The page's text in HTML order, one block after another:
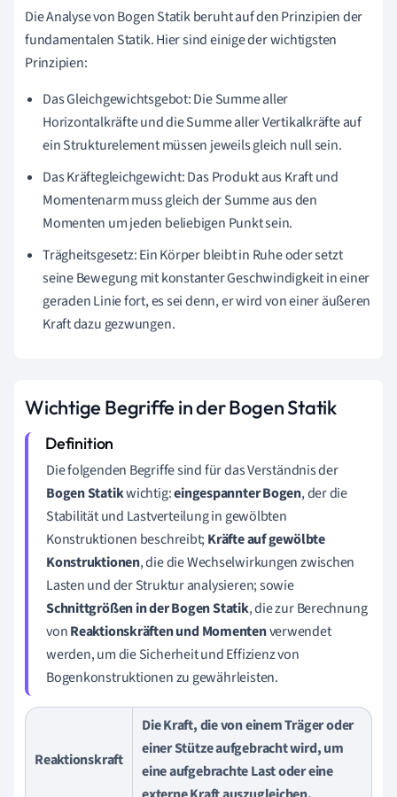
Die Analyse von Bogen Statik beruht auf den Prinzipien der
fundamentalen Statik. Hier sind einige der wichtigsten
Prinzipien:
Das Gleichgewichtsgebot: Die Summe aller
Horizontalkräfte und die Summe aller Vertikalkräfte auf
ein Strukturelement müssen jeweils gleich null sein.
Das Kräftegleichgewicht: Das Produkt aus Kraft und
Momentenarm muss gleich der Summe aus den
Momenten um jeden beliebigen Punkt sein.
Trägheitsgesetz: Ein Körper bleibt in Ruhe oder setzt
seine Bewegung mit konstanter Geschwindigkeit in einer
geraden Linie fort, es sei denn, er wird von einer äußeren
Kraft dazu gezwungen.
Wichtige Begriffe in der Bogen Statik
Die folgenden Begriffe sind für das Verständnis der
Bogen Statikwichtig:eingespannter Bogen, der die
Stabilität und Lastverteilung in gewölbten
Konstruktionen beschreibt;Kräfte auf gewölbte
Konstruktionen, die die Wechselwirkungen zwischen
Lasten und der Struktur analysieren; sowie
Schnittgrößen in der Bogen Statik, die zur Berechnung
vonReaktionskräften und Momentenverwendet
werden, um die Sicherheit und Effizienz von
Bogenkonstruktionen zu gewährleisten.
Reaktionskraft
Die Kraft, die von einem Träger oder
einer Stütze aufgebracht wird, um
eine aufgebrachte Last oder eine